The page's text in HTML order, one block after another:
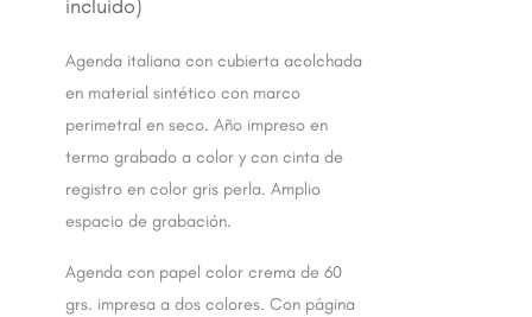
Agenda italiana con cubierta acolchada
en material sintético con marco
perimetral en seco. Año impreso en
termo grabado a color y con cinta de
registro en color gris perla. Amplio
espacio de grabación.
Agenda con papel color crema de 60
grs. impresa a dos colores. Con página